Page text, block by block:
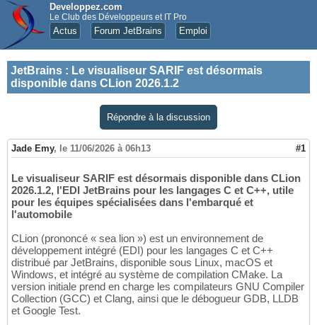
Developpez.com
Le Club des Développeurs et IT Pro
Actus Forum JetBrains Emploi
JetBrains : Le visualiseur SARIF est désormais
disponible dans CLion 2026.1.2
Répondre à la discussion
Jade Emy, le 11/06/2026 à 06h13 #1
Le visualiseur SARIF est désormais disponible dans CLion
2026.1.2, l'EDI JetBrains pour les langages C et C++, utile
pour les équipes spécialisées dans l'embarqué et
l'automobile
CLion (prononcé « sea lion ») est un environnement de
développement intégré (EDI) pour les langages C et C++
distribué par JetBrains, disponible sous Linux, macOS et
Windows, et intégré au système de compilation CMake. La
version initiale prend en charge les compilateurs GNU Compiler
Collection (GCC) et Clang, ainsi que le débogueur GDB, LLDB
et Google Test.